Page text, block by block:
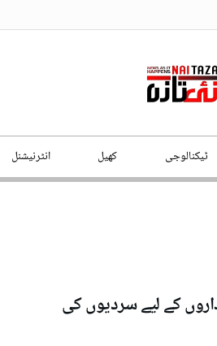
ٹیکنالوجی کھیل انٹرنیشنل
کے لیے سردیوں کی